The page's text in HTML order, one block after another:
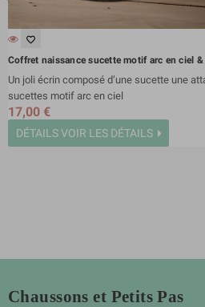
favorite_border
Coffret naissance sucette motif arc en ciel
Un joli écrin composé d’une sucette une
sucettes motif arc en ciel
17,00 €
DÉTAILSVOIR LES DÉTAILS
Chaussons et Petits Pas